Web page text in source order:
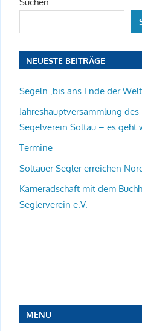
NEUESTE BEITRÄGE
Segeln ‚bis ans Ende der
Jahreshauptversammlung des
Segelverein Soltau – es geht
Termine
Soltauer Segler erreichen
Kameradschaft mit dem
Seglerverein e.V.
MENÜ